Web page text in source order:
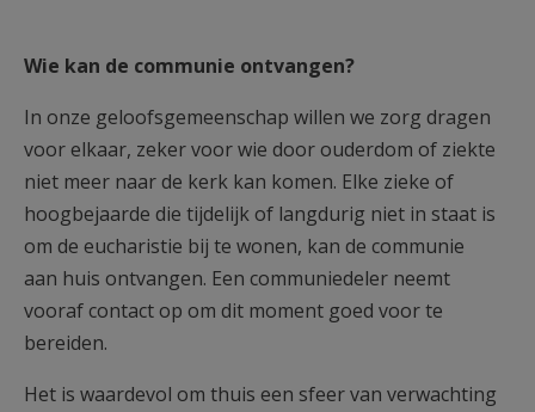
MIJN PAROCHIE
AANMELDEN OF REGISTREREN
Wie kan de communie ontvangen?
In onze geloofsgemeenschap willen we zorg dragen
voor elkaar, zeker voor wie door ouderdom of ziekte
niet meer naar de kerk kan komen. Elke zieke of
hoogbejaarde die tijdelijk of langdurig niet in staat is
om de eucharistie bij te wonen, kan de communie
aan huis ontvangen. Een communiedeler neemt
vooraf contact op om dit moment goed voor te
bereiden.
Het is waardevol om thuis een sfeer van verwachting